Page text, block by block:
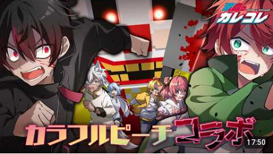
17:50